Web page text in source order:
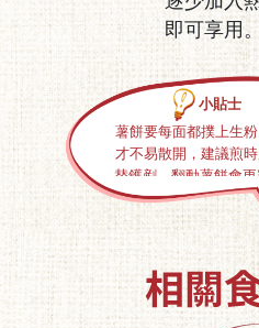
即可享用。
小貼士
薯餅要每面都撲上生
才不易散開，建議煎
替鑊剷，翻動薯餅會
加水時不要一次加得太
一邊逐少加，一邊攪
汁不太稠即可。